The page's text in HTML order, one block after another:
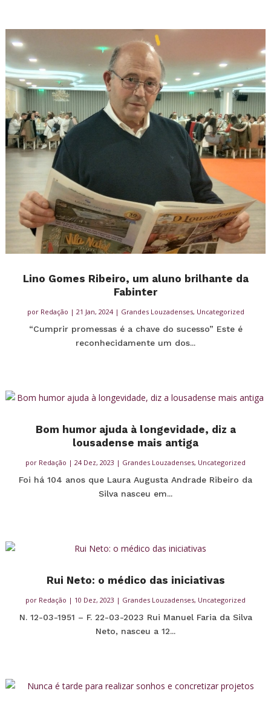
Lino Gomes Ribeiro, um aluno brilhante da
Fabinter
por Redação | 21 Jan, 2024| Grandes Louzadenses, Uncategorized
“Cumprir promessas é a chave do sucesso” Este é
reconhecidamente um dos...
Bom humor ajuda à longevidade, diz a
lousadense mais antiga
por Redação | 24 Dez, 2023 | Grandes Louzadenses, Uncategorized
Foi há 104 anos que Laura Augusta Andrade Ribeiro da
Silva nasceu em...
Rui Neto: o médico das iniciativas
por Redação | 10 Dez, 2023 | Grandes Louzadenses, Uncategorized
N. 12-03-1951 – F. 22-03-2023 Rui Manuel Faria da Silva
Neto, nasceu a 12...